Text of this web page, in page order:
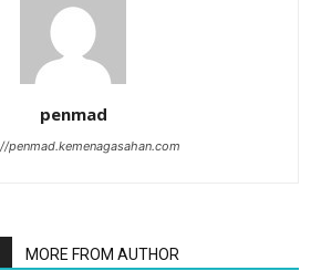
penmad
penmad.kemenagasahan.com
MORE FROM AUTHOR